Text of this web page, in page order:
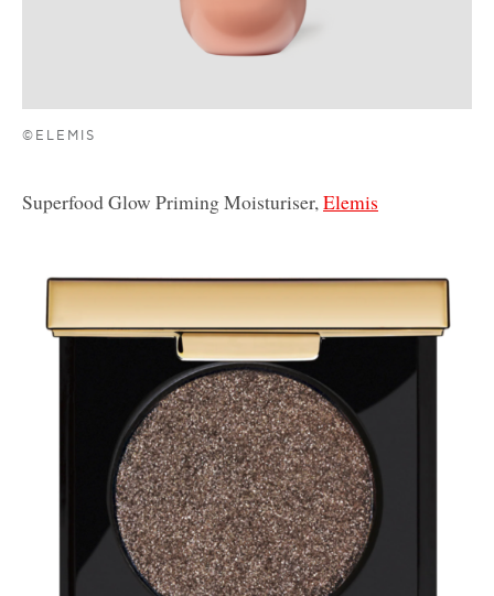
©ELEMIS
Superfood Glow Priming Moisturiser, Elemis